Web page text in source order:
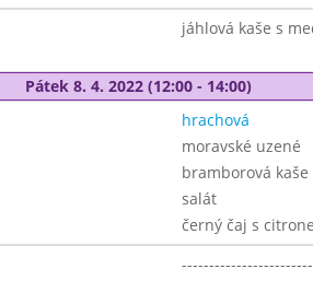
jáhlová kaše s
Pátek 8. 4. 2022 (12:00 - 14:00)
hrachová
moravské uzené
bramborová kaše
salát
černý čaj s